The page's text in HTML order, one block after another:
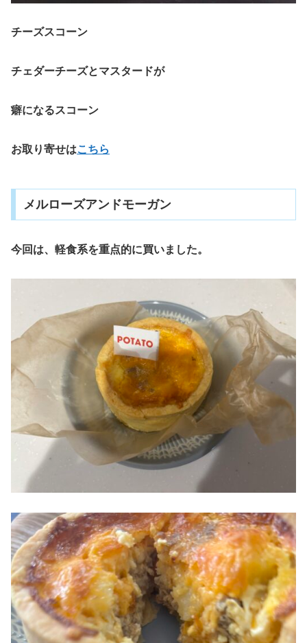
チーズスコーン
チェダーチーズとマスタードが
癖になるスコーン
お取り寄せはこちら
メルローズアンドモーガン
今回は、軽食系を重点的に買いました。